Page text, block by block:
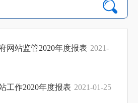
网站监管2020年度报表 2021-
工作2020年度报表 2021-01-25